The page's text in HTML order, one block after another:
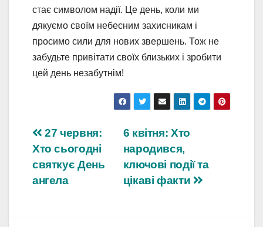
стає символом надії. Це день, коли ми
дякуємо своїм небесним захисникам і
просимо сили для нових звершень. Тож не
забудьте привітати своїх близьких і зробити
цей день незабутнім!
Навігація
записів
6 квітня: Хто
народився,
ключові події та
цікаві факти
27 червня:
Хто сьогодні
святкує День
ангела